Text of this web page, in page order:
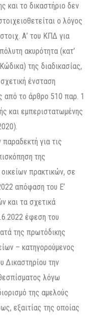
και το δικαστήριο δεν
ο λόγος
Α’ του ΚΠΔ για
ακυρότητα (κατ’
της διαδικασίας,
ένσταση
από το άρθρο 510 παρ. 1
και εμπεριστατωμένης
για τις
της
πρακτικών, σε
απόφαση του Ε’
και τα σχετικά
έφεση του
της πρωτόδικης
– κατηγορούμενος
Δικαστηρίου την
λόγω
της αμελούς
εξαιτίας της οποίας